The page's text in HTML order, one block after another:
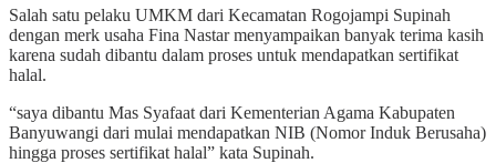
Salah satu pelaku UMKM dari Kecamatan Rogojampi Supinah
dengan merk usaha Fina Nastar menyampaikan banyak terima kasih
karena sudah dibantu dalam proses untuk mendapatkan sertifikat
halal.
“saya dibantu Mas Syafaat dari Kementerian Agama Kabupaten
Banyuwangi dari mulai mendapatkan NIB (Nomor Induk Berusaha)
hingga proses sertifikat halal” kata Supinah.